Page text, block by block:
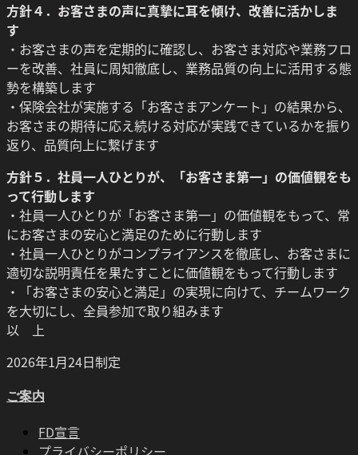
方針４．お客さまの声に真摯に耳を傾け、改善に活かしま
す
・お客さまの声を定期的に確認し、お客さま対応や業務フロ
ーを改善、社員に周知徹底し、業務品質の向上に活用する態
勢を構築します
・保険会社が実施する「お客さまアンケート」の結果から、
お客さまの期待に応え続ける対応が実践できているかを振り
返り、品質向上に繋げます
方針５．社員一人ひとりが、「お客さま第一」の価値観をも
って行動します
・社員一人ひとりが「お客さま第一」の価値観をもって、常
にお客さまの安心と満足のために行動します
・社員一人ひとりがコンプライアンスを徹底し、お客さまに
適切な説明責任を果たすことに価値観をもって行動します
・「お客さまの安心と満足」の実現に向けて、チームワーク
を大切にし、全員参加で取り組みます
以 上
2026年1月24日制定
ご案内
FD宣言
プライバシーポリシー